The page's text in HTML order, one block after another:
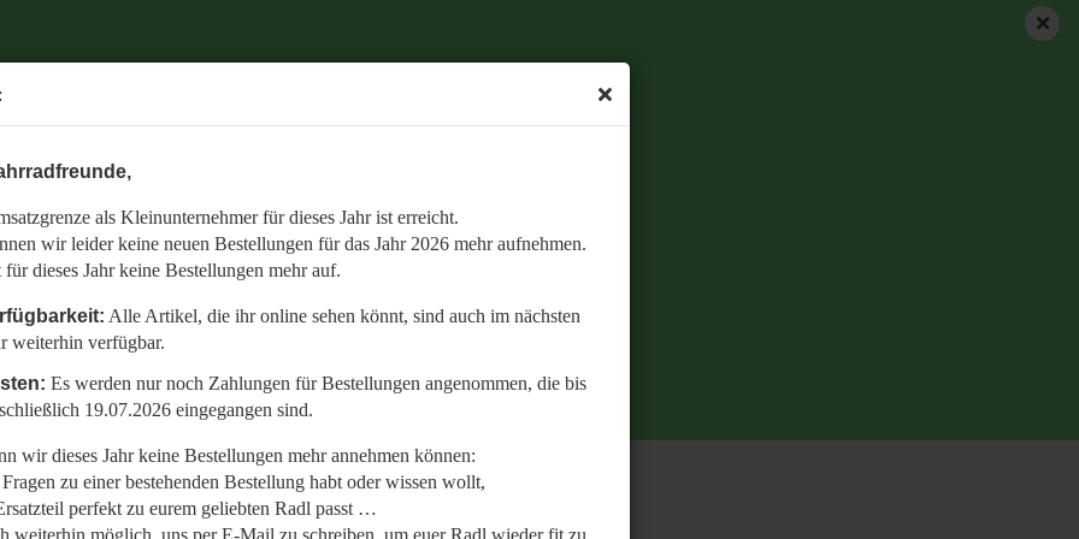
als Kleinunternehmer für dieses Jahr ist erreicht.
wir leider keine neuen Bestellungen für das Jahr 2026 mehr aufnehmen.
dieses Jahr keine Bestellungen mehr auf.
Alle Artikel, die ihr online sehen könnt, sind auch im nächsten
weiterhin verfügbar.
Es werden nur noch Zahlungen für Bestellungen angenommen, die bis
19.07.2026 eingegangen sind.
wir dieses Jahr keine Bestellungen mehr annehmen können:
zu einer bestehenden Bestellung habt oder wissen wollt,
perfekt zu eurem geliebten Radl passt …
weiterhin möglich, uns per E-Mail zu schreiben, um euer Radl wieder fit zu
aufnehmen.
im nächsten Jahr weiterhin verfügbar.
die bis einschließlich 19.07.2026 eingegangen sind.
wieder fit zu bekommen.
auf den gemeinsamen Start in die neue Saison am 01.01.2027!